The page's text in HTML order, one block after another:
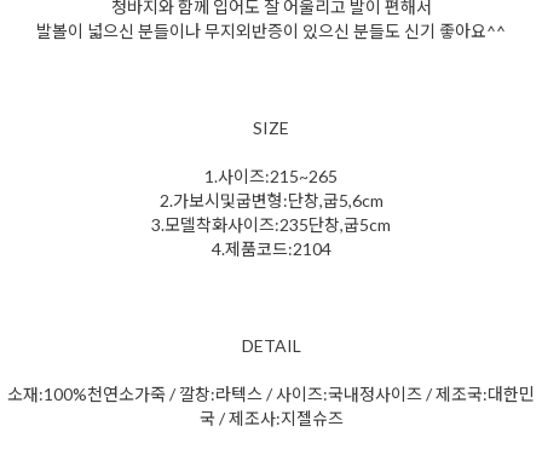
청바지와 함께 입어도 잘 어울리고 발이 편해서
발볼이 넓으신 분들이나 무지외반증이 있으신 분들도 신기 좋아요^^
SIZE
1.사이즈:215~265
2.가보시및굽변형:단창,굽5,6cm
3.모델착화사이즈:235단창,굽5cm
4.제품코드:2104
DETAIL
소재:100%천연소가죽 / 깔창:라텍스 / 사이즈:국내정사이즈 / 제조국:대한민
국 / 제조사:지젤슈즈